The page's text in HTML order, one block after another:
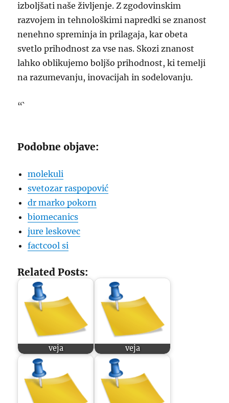
izboljšati naše življenje. Z zgodovinskim
razvojem in tehnološkimi napredki se znanost
nenehno spreminja in prilagaja, kar obeta
svetlo prihodnost za vse nas. Skozi znanost
lahko oblikujemo boljšo prihodnost, ki temelji
na razumevanju, inovacijah in sodelovanju.
“`
Podobne objave:
molekuli
svetozar raspopović
dr marko pokorn
biomecanics
jure leskovec
factcool si
Related Posts:
veja veja